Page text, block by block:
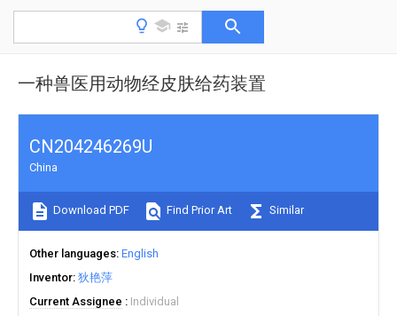
一种兽医用动物经皮肤给药装置
CN204246269U
China
Download PDF Find Prior Art Similar
Other languages English
Inventor 狄艳萍
Current Assignee
Individual